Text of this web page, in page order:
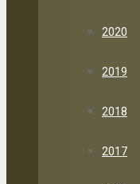
2020
2019
2018
2017